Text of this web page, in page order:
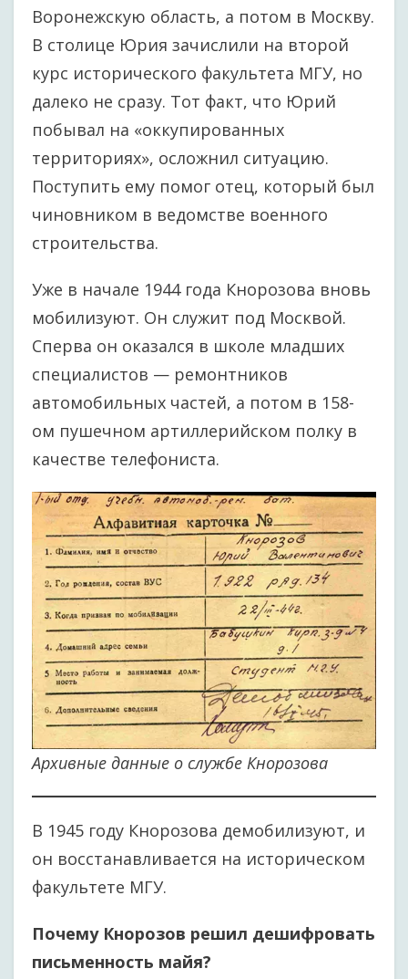
Воронежскую область, а потом в Москву.
В столице Юрия зачислили на второй
курс исторического факультета МГУ, но
далеко не сразу. Тот факт, что Юрий
побывал на «оккупированных
территориях», осложнил ситуацию.
Поступить ему помог отец, который был
чиновником в ведомстве военного
строительства.
Уже в начале 1944 года Кнорозова вновь
мобилизуют. Он служит под Москвой.
Сперва он оказался в школе младших
специалистов — ремонтников
автомобильных частей, а потом в 158-
ом пушечном артиллерийском полку в
качестве телефониста.
Архивные данные о службе Кнорозова
В 1945 году Кнорозова демобилизуют, и
он восстанавливается на историческом
факультете МГУ.
Почему Кнорозов решил дешифровать
письменность майя?